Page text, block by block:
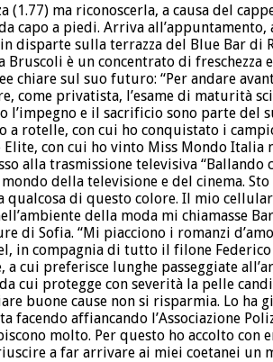
(1.77) ma riconoscerla, a causa del
capo a piedi. Arriva
disparte sulla terrazza del Blue Bar
è un concentrato di
sul suo futuro: “Per andare
come privatista, l’esame di maturità
e il sacrificio sono parte del
a rotelle, con cui ho conquistato i
con cui ho vinto Miss Mondo
alla trasmissione televisiva
della televisione e del cinema.
qualcosa di questo colore. Il mio
della moda mi chiamasse
di Sofia. “Mi piacciono i romanzi
in compagnia di tutto il filone
a cui preferisce lunghe passeggiate
cui protegge con severità la pelle
buone cause non si risparmia. Lo
affiancando l’Associazione
molto. Per questo ho accolto
a far arrivare ai miei coetanei